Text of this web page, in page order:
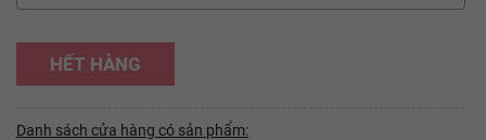
HẾT HÀNG
Danh sách cửa hàng có sản phẩm: